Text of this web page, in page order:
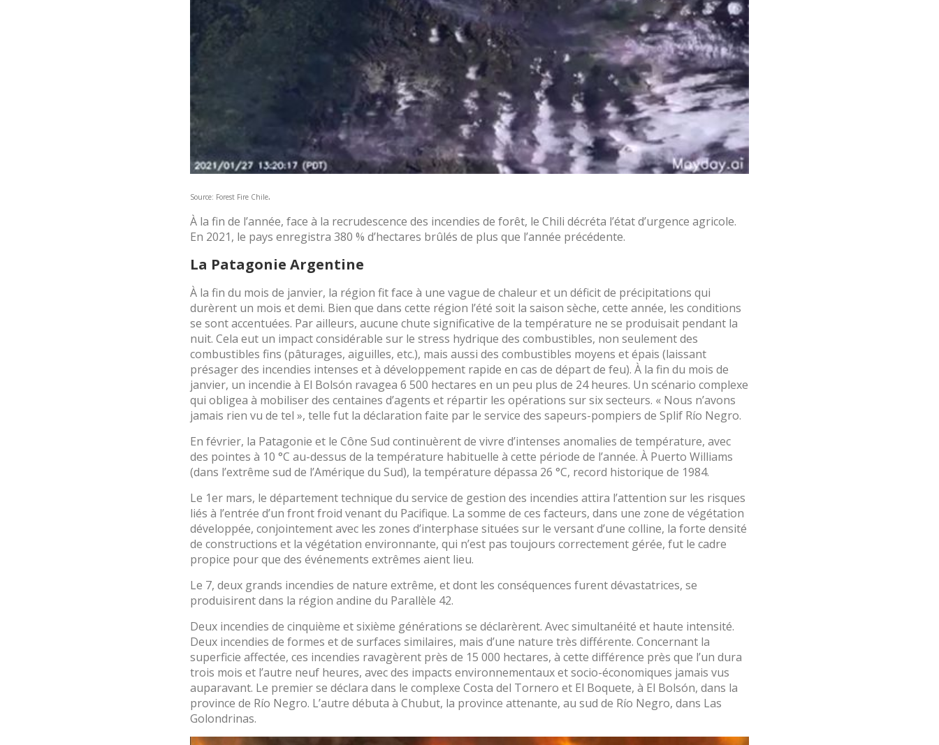
Source: Forest Fire Chile.
À la fin de l’année, face à la recrudescence des incendies de forêt, le Chili décréta l’état d’urgence agricole.
En 2021, le pays enregistra 380 % d’hectares brûlés de plus que l’année précédente.
La Patagonie Argentine
À la fin du mois de janvier, la région fit face à une vague de chaleur et un déficit de précipitations qui
durèrent un mois et demi. Bien que dans cette région l’été soit la saison sèche, cette année, les conditions
se sont accentuées. Par ailleurs, aucune chute significative de la température ne se produisait pendant la
nuit. Cela eut un impact considérable sur le stress hydrique des combustibles, non seulement des
combustibles fins (pâturages, aiguilles, etc.), mais aussi des combustibles moyens et épais (laissant
présager des incendies intenses et à développement rapide en cas de départ de feu). À la fin du mois de
janvier, un incendie à El Bolsón ravagea 6 500 hectares en un peu plus de 24 heures. Un scénario complexe
qui obligea à mobiliser des centaines d’agents et répartir les opérations sur six secteurs. « Nous n’avons
jamais rien vu de tel », telle fut la déclaration faite par le service des sapeurs-pompiers de Splif Río Negro.
En février, la Patagonie et le Cône Sud continuèrent de vivre d’intenses anomalies de température, avec
des pointes à 10 °C au-dessus de la température habituelle à cette période de l’année. À Puerto Williams
(dans l’extrême sud de l’Amérique du Sud), la température dépassa 26 °C, record historique de 1984.
Le 1er mars, le département technique du service de gestion des incendies attira l’attention sur les risques
liés à l’entrée d’un front froid venant du Pacifique. La somme de ces facteurs, dans une zone de végétation
développée, conjointement avec les zones d’interphase situées sur le versant d’une colline, la forte densité
de constructions et la végétation environnante, qui n’est pas toujours correctement gérée, fut le cadre
propice pour que des événements extrêmes aient lieu.
Le 7, deux grands incendies de nature extrême, et dont les conséquences furent dévastatrices, se
produisirent dans la région andine du Parallèle 42.
Deux incendies de cinquième et sixième générations se déclarèrent. Avec simultanéité et haute intensité.
Deux incendies de formes et de surfaces similaires, mais d’une nature très différente. Concernant la
superficie affectée, ces incendies ravagèrent près de 15 000 hectares, à cette différence près que l’un dura
trois mois et l’autre neuf heures, avec des impacts environnementaux et socio-économiques jamais vus
auparavant. Le premier se déclara dans le complexe Costa del Tornero et El Boquete, à El Bolsón, dans la
province de Río Negro. L’autre débuta à Chubut, la province attenante, au sud de Río Negro, dans Las
Golondrinas.